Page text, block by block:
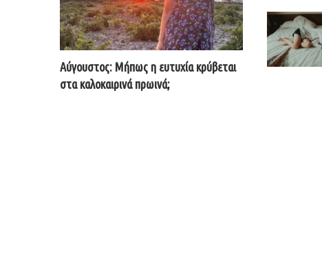
Αύγουστος: Μήπως η ευτυχία κρύβεται
στα καλοκαιρινά πρωινά;